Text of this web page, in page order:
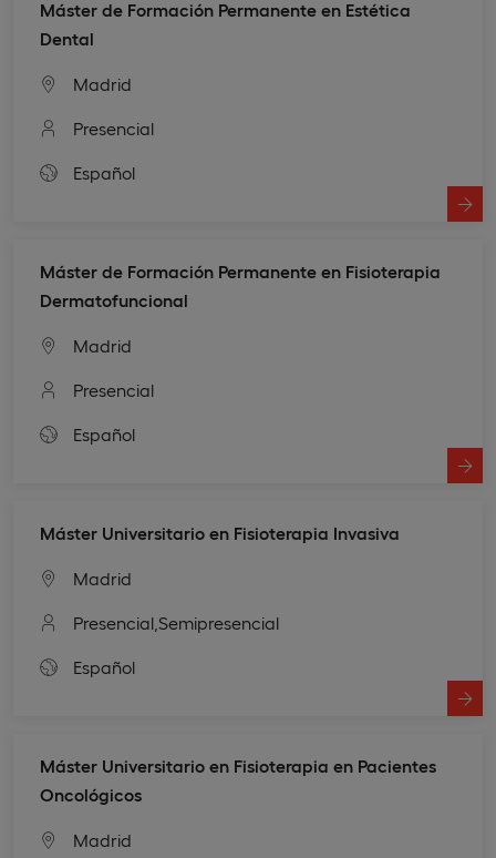
Máster de Formación Permanente en Estética
Dental
Madrid
Presencial
Español
Máster de Formación Permanente en Fisioterapia
Dermatofuncional
Madrid
Presencial
Español
Máster Universitario en Fisioterapia Invasiva
Madrid
Presencial, Semipresencial
Español
Máster Universitario en Fisioterapia en Pacientes
Oncológicos
Madrid